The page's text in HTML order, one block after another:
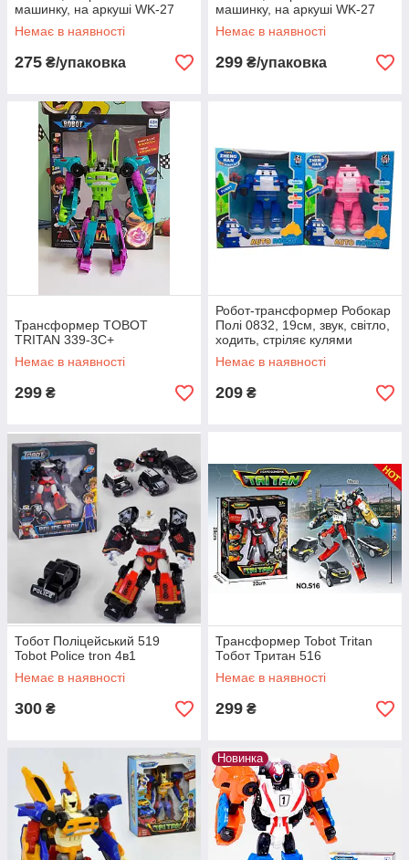
машинку, на аркуші WK-27
16шт\уп.
Немає в наявності
275 ₴/упаковка
машинку, на аркуші WK-27
20шт\уп.
Немає в наявності
299 ₴/упаковка
Трансформер TOBOT
TRITAN 339-3C+
Немає в наявності
299 ₴
Робот-трансформер Робокар
Полі 0832, 19см, звук, світло,
ходить, стріляє кулями
Немає в наявності
209 ₴
Тобот Поліцейський 519
Tobot Police tron 4в1
Немає в наявності
300 ₴
Трансформер Tobot Tritan
Тобот Тритан 516
Немає в наявності
299 ₴
Новинка